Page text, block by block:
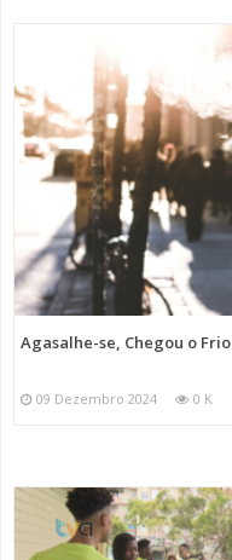
Agasalhe-se, Chegou o Frio
09 Dezembro 2024 0 K